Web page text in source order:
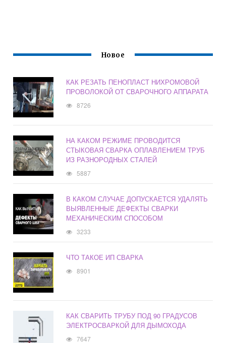
Новое
КАК РЕЗАТЬ ПЕНОПЛАСТ НИХРОМОВОЙ
ПРОВОЛОКОЙ ОТ СВАРОЧНОГО АППАРАТА
8726
НА КАКОМ РЕЖИМЕ ПРОВОДИТСЯ
СТЫКОВАЯ СВАРКА ОПЛАВЛЕНИЕМ ТРУБ
ИЗ РАЗНОРОДНЫХ СТАЛЕЙ
5887
В КАКОМ СЛУЧАЕ ДОПУСКАЕТСЯ УДАЛЯТЬ
ВЫЯВЛЕННЫЕ ДЕФЕКТЫ СВАРКИ
МЕХАНИЧЕСКИМ СПОСОБОМ
3233
ЧТО ТАКОЕ ИП СВАРКА
8901
КАК СВАРИТЬ ТРУБУ ПОД 90 ГРАДУСОВ
ЭЛЕКТРОСВАРКОЙ ДЛЯ ДЫМОХОДА
7647